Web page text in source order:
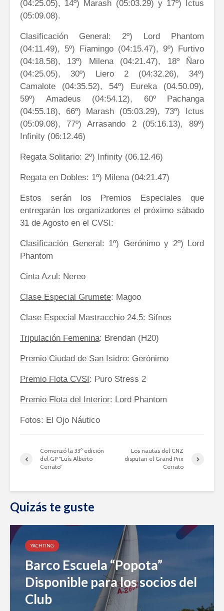
(04:25.05), 14º) Marash (05:03.29) y 17º) Ictus
(05:09.08).
Clasificación General: 2º) Lord Phantom
(04:11.49), 5º) Fiamingo (04:15.47), 9º) Furtivo
(04:18.58), 13º) Milena (04:21.47), 18º Ñaro
(04:25.05), 30º) Liero 2 (04:32.26), 34º)
Camalote (04:35.52), 54º) Eureka (04.50.09),
59º) Amadeus (04:54.12), 60º Pachanga
(04:55.18), 66º) Marash (05:03.29), 73º) Ictus
(05:09.08), 77º) Arrasando 2 (05:16.13), 89º)
Infinity (06:12.46)
Regata Solitario: 2º) Infinity (06.12.46)
Regata en Dobles: 1º) Milena (04:21.47)
Estos serán los Premios Especiales que
entregarán los organizadores el próximo sábado
31 de Agosto en el CVSI:
Clasificación General: 1º) Gerónimo y 2º) Lord
Phantom
Cinta Azul: Nereo
Clase Especial Grumete: Magoo
Clase Especial Mastracchio 24.5: Sifnos
Tripulación Femenina: Brendan (H20)
Premio Ciudad de San Isidro: Gerónimo
Premio Flota CVSI: Puro Stress 2
Premio Flota del Interior: Lord Phantom
Fotos: El Ojo Náutico
Comenzó la 33º edición
del GP “Luís Alberto
Cerrato”
Los nautas del CNZ
disputan el Grand Prix
Cerrato
Quizás te guste
YACHTING
Barco Escuela “Popota”
Disponible para los socios del
Club